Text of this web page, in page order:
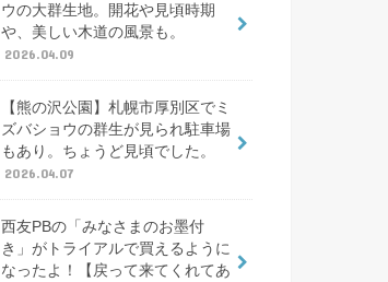
ウの大群生地。開花や見頃時期
や、美しい木道の風景も。
2026.04.09
【熊の沢公園】札幌市厚別区でミ
ズバショウの群生が見られ駐車場
もあり。ちょうど見頃でした。
2026.04.07
西友PBの「みなさまのお墨付
き」がトライアルで買えるように
なったよ！【戻って来てくれてあ